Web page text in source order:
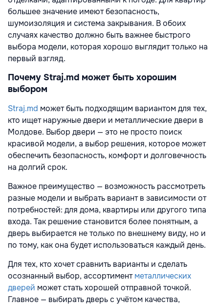
большее значение имеют безопасность,
шумоизоляция и система закрывания. В обоих
случаях качество должно быть важнее быстрого
выбора модели, которая хорошо выглядит только на
первый взгляд.
Почему Straj.md может быть хорошим
выбором
Straj.md может быть подходящим вариантом для тех,
кто ищет наружные двери и металлические двери в
Молдове. Выбор двери — это не просто поиск
красивой модели, а выбор решения, которое может
обеспечить безопасность, комфорт и долговечность
на долгий срок.
Важное преимущество — возможность рассмотреть
разные модели и выбрать вариант в зависимости от
потребностей: для дома, квартиры или другого типа
входа. Так решение становится более понятным, а
дверь выбирается не только по внешнему виду, но и
по тому, как она будет использоваться каждый день.
Для тех, кто хочет сравнить варианты и сделать
осознанный выбор, ассортиментметаллических
дверей может стать хорошей отправной точкой.
Главное — выбирать дверь с учётом качества,